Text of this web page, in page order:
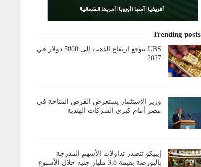
Trending posts
UBS يتوقع ارتفاع الذهب إلى 5000 دولار في
2027
وزير الاستثمار يستعرض الفرص المتاحة في
مصر أمام كبرى الشركات الهندية
إيبيكو تتصدر تداولات الأسهم المدرجة
بالبورصة بقيمة 3,8 مليار جنيه خلال الأسبوع